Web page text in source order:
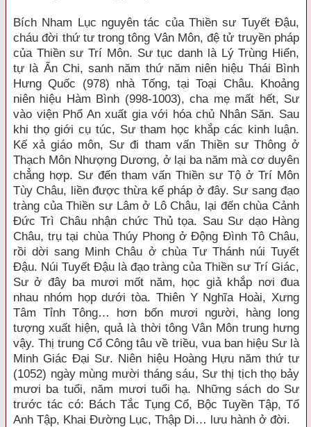
Bích Nham Lục nguyên tác của Thiền sư Tuyết Đậu,
cháu đời thứ tư trong tông Vân Môn, đệ tử truyền pháp
của Thiền sư Trí Môn. Sư tục danh là Lý Trùng Hiển,
tự là Ẩn Chi, sanh năm thứ năm niên hiệu Thái Bình
Hưng Quốc (978) nhà Tống, tại Toại Châu. Khoảng
niên hiệu Hàm Bình (998-1003), cha mẹ mất hết, Sư
vào viện Phổ An xuất gia với hóa chủ Nhân Săn. Sau
khi thọ giới cụ túc, Sư tham học khắp các kinh luận.
Kế xả giáo môn, Sư đi tham vấn Thiền sư Thông ở
Thạch Môn Nhượng Dương, ở lại ba năm mà cơ duyên
chẳng hợp. Sư đến tham vấn Thiền sư Tộ ở Trí Môn
Tùy Châu, liền được thừa kế pháp ở đây. Sư sang đạo
tràng của Thiền sư Lâm ở Lô Châu, lại đến chùa Cảnh
Đức Trì Châu nhận chức Thủ tọa. Sau Sư dạo Hàng
Châu, trụ tại chùa Thúy Phong ở Động Đình Tô Châu,
rồi dời sang Minh Châu ở chùa Tư Thánh núi Tuyết
Đậu. Núi Tuyết Đậu là đạo tràng của Thiền sư Trí Giác,
Sư ở đây ba mươi mốt năm, học giả khắp nơi đua
nhau nhóm họp dưới tòa. Thiên Y Nghĩa Hoài, Xưng
Tâm Tỉnh Tông… hơn bốn mươi người, hàng long
tượng xuất hiện, quả là thời tông Vân Môn trung hưng
vậy. Thị trung Cổ Công tâu về triều, vua ban hiệu Sư là
Minh Giác Đại Sư. Niên hiệu Hoàng Hựu năm thứ tư
(1052) ngày mùng mười tháng sáu, Sư thị tịch thọ bảy
mươi ba tuổi, năm mươi tuổi hạ. Những sách do Sư
trước tác có: Bách Tắc Tụng Cổ, Bộc Tuyền Tập, Tổ
Anh Tập, Khai Đường Lục, Thập Di… lưu hành ở đời.